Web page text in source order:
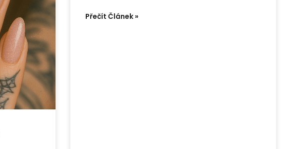
Přečít Článek »